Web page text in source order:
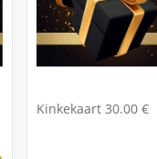
Kinkekaart 30.00 €